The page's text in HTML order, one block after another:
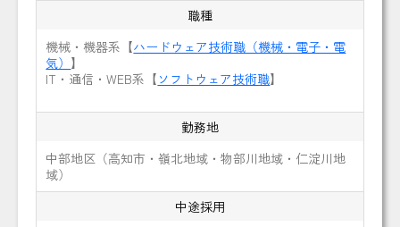
職種
機械・機器系【ハードウェア技術職（機械・電子・電
気） 】
IT・通信・WEB系【 ソフトウェア技術職】
勤務地
中部地区（高知市・嶺北地域・物部川地域・仁淀川地
域）
中途採用